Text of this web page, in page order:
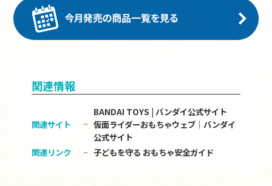
関連情報
関連サイト
BANDAI TOYS | バンダイ公式サイト
仮面ライダーおもちゃウェブ│バンダイ
公式サイト
関連リンク
子どもを守る おもちゃ安全ガイド